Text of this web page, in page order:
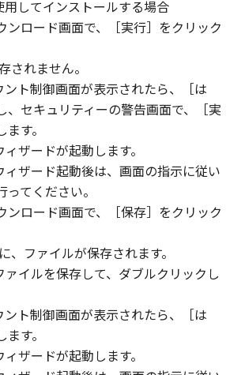
ウェア」は、『現状のまま』の
されます。キヤノン、キヤノン
、キヤノンの子会社、キヤノン
それらの販売代理店または販売店
「本ソフトウェア」に関して、商
定の目的への適合性の保証を含
保証も、明示たると黙示たるとを
ないものとします。
キヤノンのライセンサー、キヤノ
キヤノンの関連会社、それらの販
は販売店のいずれも、「本ソフト
用または使用不能から生ずるいか
失利益およびその他の派生的また
害を含むがこれらに限定されない
り、一切の責任を負わないものと
え、キヤノン、キヤノンのライセ
ノンの子会社、キヤノンの関連会
販売代理店または販売店がかかる
してインストールする場合
ンロード画面で、［実行］をクリック
されません。
ント制御画面が表示されたら、［は
、セキュリティーの警告画面で、［実
す。
ザードが起動します。
ザード起動後は、画面の指示に従い
てください。
ンロード画面で、［保存］をクリック
ファイルが保存されます。
ァイルを保存して、ダブルクリックし
ント制御画面が表示されたら、［は
す。
ザードが起動します。